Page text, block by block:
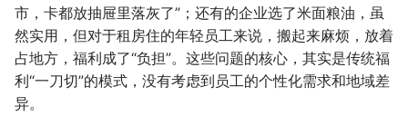
市，卡都放抽屉里落灰了”；还有的企业选了米面粮油，虽
然实用，但对于租房住的年轻员工来说，搬起来麻烦，放着
占地方，福利成了“负担”。这些问题的核心，其实是传统福
利“一刀切”的模式，没有考虑到员工的个性化需求和地域差
异。